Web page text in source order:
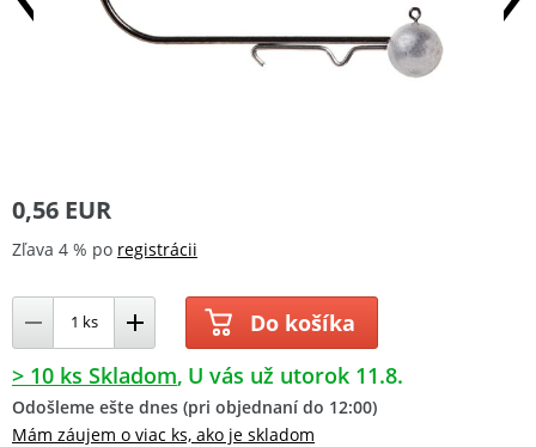
0,56 EUR
Zľava 4 % po registrácii
Do košíka
> 10 ks Skladom U vás už utorok 11.8.
Odošleme ešte dnes (pri objednaní do 12:00)
Mám záujem o viac ks, ako je skladom